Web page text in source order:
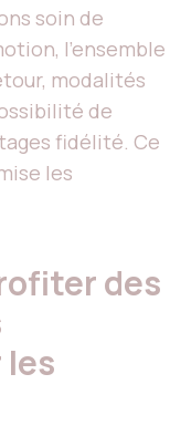
soin de
l’ensemble
modalités
de
fidélité. Ce
les
des